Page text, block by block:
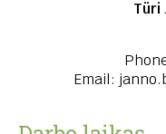
Türi
Email: